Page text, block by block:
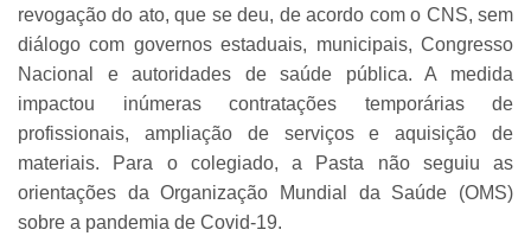
revogação do ato, que se deu, de acordo com o CNS, sem
diálogo com governos estaduais, municipais, Congresso
Nacional e autoridades de saúde pública. A medida
impactou inúmeras contratações temporárias de
profissionais, ampliação de serviços e aquisição de
materiais. Para o colegiado, a Pasta não seguiu as
orientações da Organização Mundial da Saúde (OMS)
sobre a pandemia de Covid-19.